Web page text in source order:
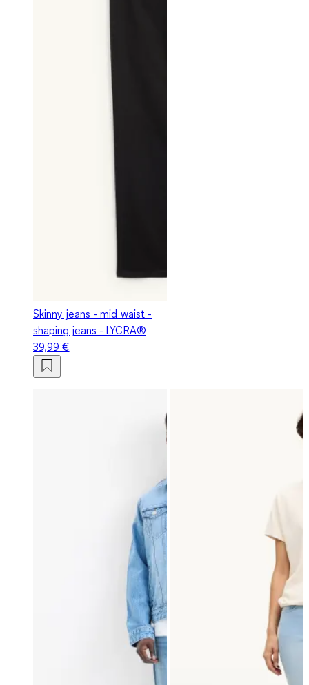
Skinny jeans - mid waist -
shaping jeans - LYCRA®
39,99 €